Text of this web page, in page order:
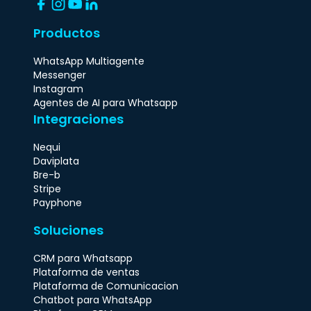
Productos
WhatsApp Multiagente
Messenger
Instagram
Agentes de AI para Whatsapp
Integraciones
Nequi
Daviplata
Bre-b
Stripe
Payphone
Soluciones
CRM para Whatsapp
Plataforma de ventas
Plataforma de Comunicacion
Chatbot para WhatsApp